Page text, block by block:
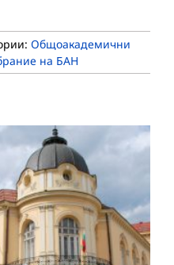
Общоакадемични
на БАН